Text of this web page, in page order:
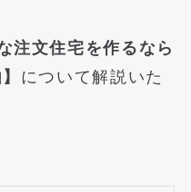
注文住宅を作るなら
について解説いた